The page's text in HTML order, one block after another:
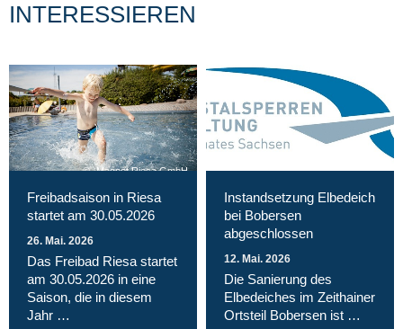
INTERESSIEREN
Magnet Riesa GmbH
Freibadsaison in Riesa
startet am 30.05.2026
26. Mai. 2026
Das Freibad Riesa startet
am 30.05.2026 in eine
Saison, die in diesem
Jahr …
Instandsetzung Elbedeich
bei Bobersen
abgeschlossen
12. Mai. 2026
Die Sanierung des
Elbedeiches im Zeithainer
Ortsteil Bobersen ist …